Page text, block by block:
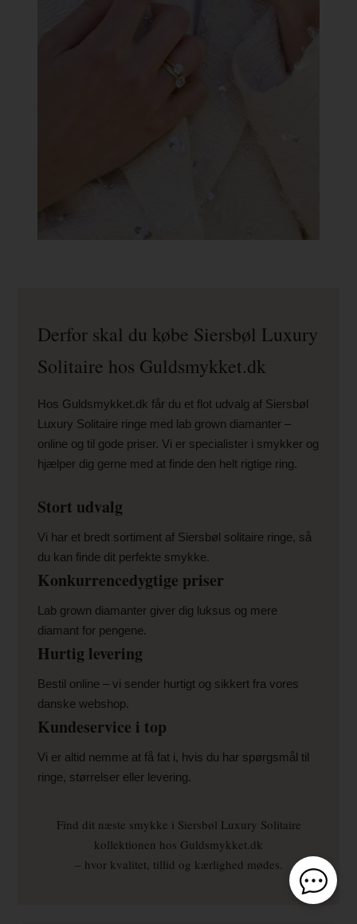
Derfor skal du købe Siersbøl Luxury
Solitaire hos Guldsmykket.dk
Hos Guldsmykket.dk får du et flot udvalg af Siersbøl
Luxury Solitaire ringe med lab grown diamanter –
online og til gode priser. Vi er specialister i smykker og
hjælper dig gerne med at finde den helt rigtige ring.
Stort udvalg
Vi har et bredt sortiment af Siersbøl solitaire ringe, så
du kan finde dit perfekte smykke.
Konkurrencedygtige priser
Lab grown diamanter giver dig luksus og mere
diamant for pengene.
Hurtig levering
Bestil online – vi sender hurtigt og sikkert fra vores
danske webshop.
Kundeservice i top
Vi er altid nemme at få fat i, hvis du har spørgsmål til
ringe, størrelser eller levering.
Find dit næste smykke i Siersbøl Luxury Solitaire
kollektionen hos Guldsmykket.dk
– hvor kvalitet, tillid og kærlighed mødes.